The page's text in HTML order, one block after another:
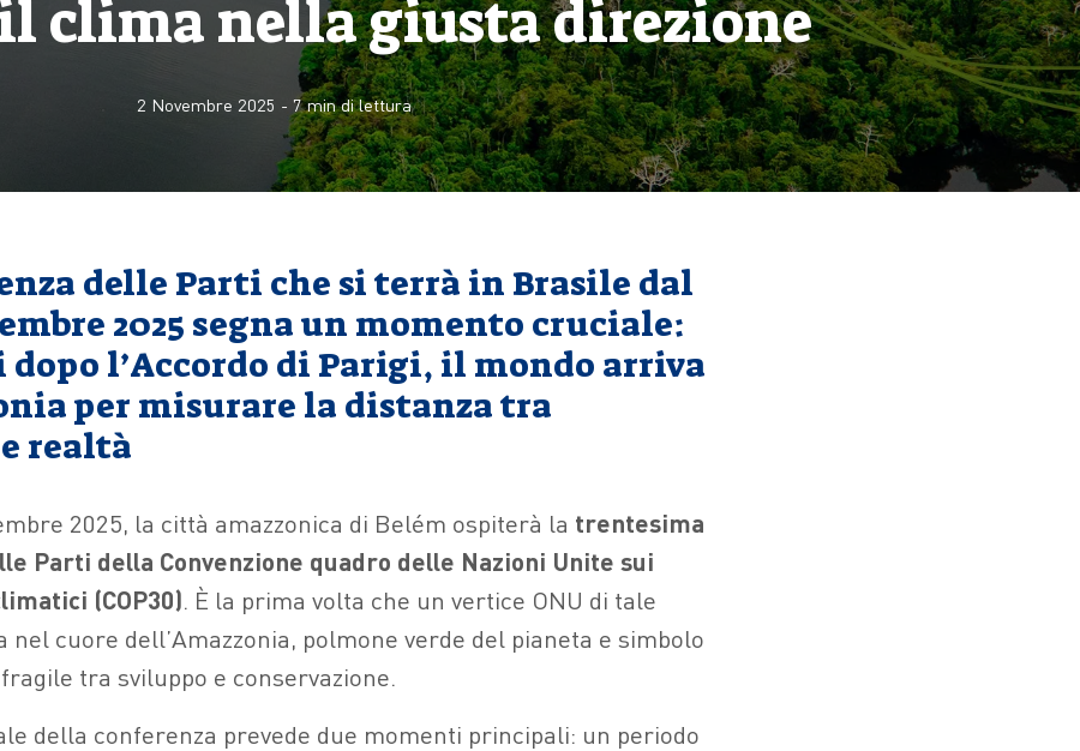
clima nella giusta direzione
2 Novembre 2025 - 7min di lettura
delle Parti che si terrà in Brasile dal
2025 segna un momento cruciale:
l’Accordo di Parigi, il mondo arriva
per misurare la distanza tra
realtà
2025, la città amazzonica di Belém ospiterà la trentesima
Parti della Convenzione quadro delle Nazioni Unite sui
(COP30). È la prima volta che un vertice ONU di tale
nel cuore dell’Amazzonia, polmone verde del pianeta e simbolo
tra sviluppo e conservazione.
della conferenza prevede due momenti principali: un periodo